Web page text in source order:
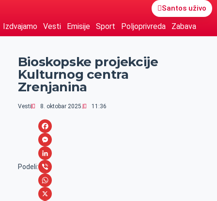
Santos uživo
Izdvajamo Vesti Emisije Sport Poljoprivreda Zabava
Bioskopske projekcije
Kulturnog centra
Zrenjanina
Vesti 8. oktobar 2025. 11:36
Podeli:
F
a
c
e
b
M
e
s
s
L
i
n
V
iW